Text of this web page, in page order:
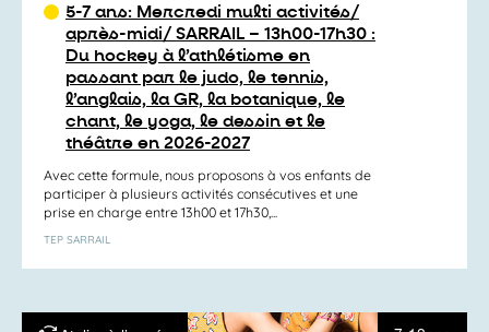
5-7 ans: Mercredi multi activités/
après-midi/ SARRAIL – 13h00-17h30 :
Du hockey à l’athlétisme en
passant par le judo, le tennis,
l’anglais, la GR, la botanique, le
chant, le yoga, le dessin et le
théâtre en 2026-2027
Avec cette formule, nous proposons à vos enfants de
participer à plusieurs activités consécutives et une
prise en charge entre 13h00 et 17h30,...
TEP SARRAIL